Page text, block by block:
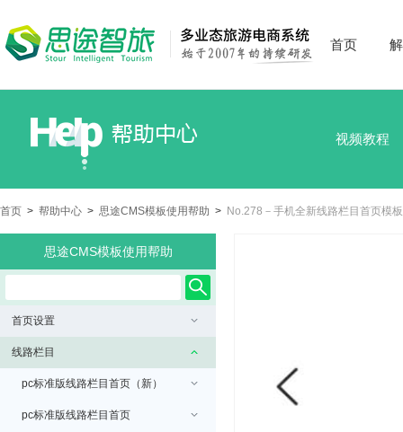
首页
视频教程
首页 > 帮助中心 > 思途CMS模板使用帮助 > No.278－手机全新线路栏目首页模板
思途CMS模板使用帮助
首页设置
线路栏目
pc标准版线路栏目首页（新）
pc标准版线路栏目首页